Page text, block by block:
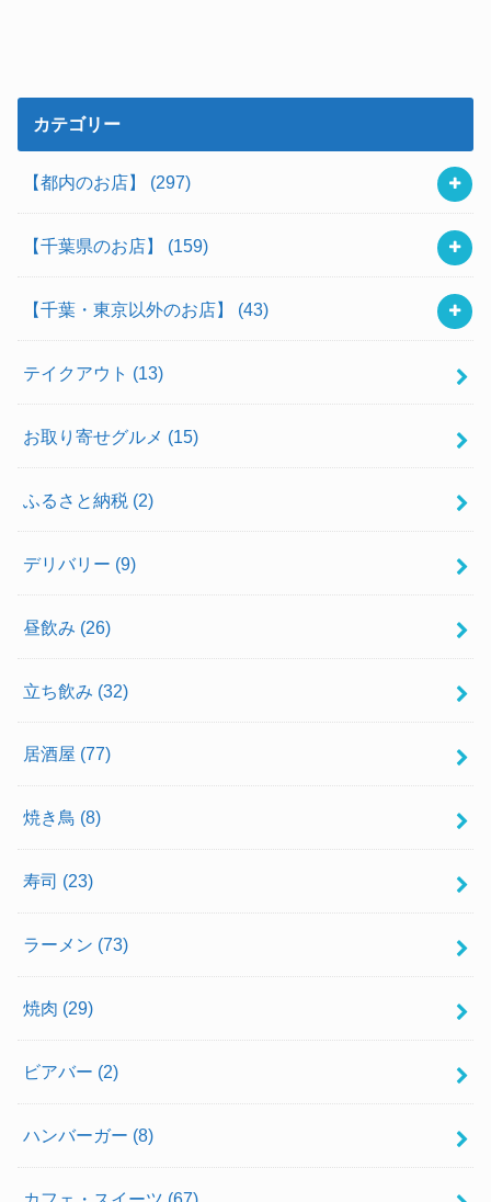
カテゴリー
【都内のお店】 (297)
【千葉県のお店】 (159)
【千葉・東京以外のお店】 (43)
テイクアウト (13)
お取り寄せグルメ (15)
ふるさと納税 (2)
デリバリー (9)
昼飲み (26)
立ち飲み (32)
居酒屋 (77)
焼き鳥 (8)
寿司 (23)
ラーメン (73)
焼肉 (29)
ビアバー (2)
ハンバーガー (8)